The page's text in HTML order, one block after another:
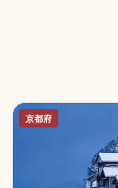
京都府